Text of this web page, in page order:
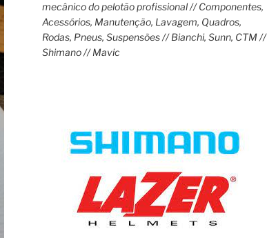
mecânico do pelotão profissional // Componentes,
Acessórios, Manutenção, Lavagem, Quadros,
Rodas, Pneus, Suspensões // Bianchi, Sunn, CTM //
Shimano // Mavic